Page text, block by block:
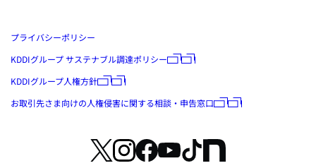
プライバシーポリシー
KDDIグループ サステナブル調達ポリシー
KDDIグループ人権方針
お取引先さま向けの人権侵害に関する相談・申告窓口